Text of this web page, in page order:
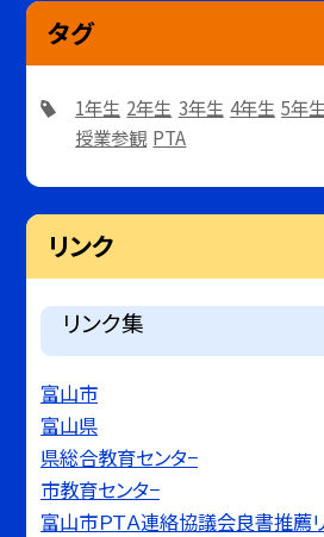
タグ
1年生 2年生 3年生 4年生 5年生
授業参観 PTA
リンク
リンク集
富山市
富山県
県総合教育センタ−
市教育センタ−
富山市ＰＴＡ連絡協議会良書推薦